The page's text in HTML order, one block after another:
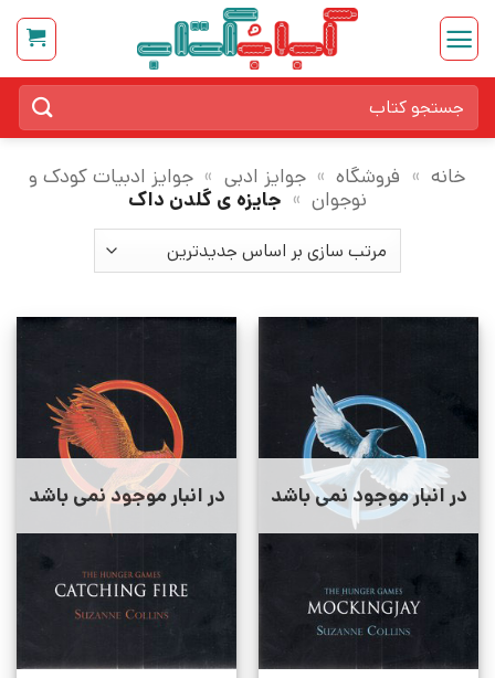
Skip
content
برای:
خانه » فروشگاه » جوایز ادبی » جوایز ادبیات کودک و
نوجوان » جایزه ی گلدن داک
در انبار موجود نمی باشد در انبار موجود نمی باشد